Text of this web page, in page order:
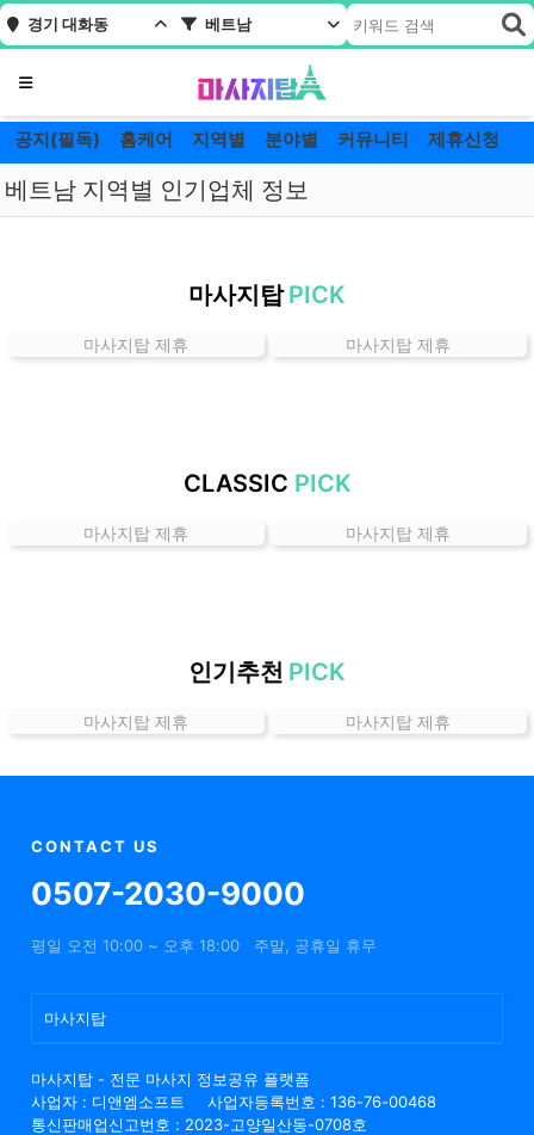
경기 대화동 베트남
메뉴
공지(필독) 홈케어 지역별 분야별 커뮤니티 제휴신청
베트남 지역별 인기업체 정보
동
곳
인
보
마사지탑 PICK
마사지탑 제휴 마사지탑 제휴
CLASSIC PICK
마사지탑 제휴 마사지탑 제휴
인기추천 PICK
마사지탑 제휴 마사지탑 제휴
CONTACT US
0507-2030-9000
평일 오전 10:00 ~ 오후 18:00 주말, 공휴일 휴무
마사지탑
마사지탑 - 전문 마사지 정보공유 플랫폼
사업자 : 디앤엠소프트
사업자등록번호 : 136-76-00468
통신판매업신고번호 : 2023-고양일산동-0708호